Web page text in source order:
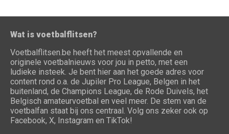
Wat is voetbalflitsen?
Voetbalflitsen.be heeft het meest opvallende en
originele voetbalnieuws voor jou in petto, met een
ludieke insteek. Je bent hier aan het goede adres voor
content rond o.a. de Jupiler Pro League, Belgen in het
buitenland, de Champions League, de Rode Duivels, het
Belgisch amateurvoetbal en veel meer. De stem van de
voetbalfan staat bij ons centraal. Volg ons zeker ook op
Facebook, X, Instagram en TikTok!